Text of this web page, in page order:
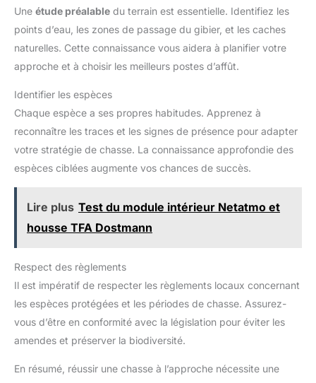
Une étude préalable du terrain est essentielle. Identifiez les
points d’eau, les zones de passage du gibier, et les caches
naturelles. Cette connaissance vous aidera à planifier votre
approche et à choisir les meilleurs postes d’affût.
Identifier les espèces
Chaque espèce a ses propres habitudes. Apprenez à
reconnaître les traces et les signes de présence pour adapter
votre stratégie de chasse. La connaissance approfondie des
espèces ciblées augmente vos chances de succès.
Lire plus Test du module intérieur Netatmo et
housse TFA Dostmann
Respect des règlements
Il est impératif de respecter les règlements locaux concernant
les espèces protégées et les périodes de chasse. Assurez-
vous d’être en conformité avec la législation pour éviter les
amendes et préserver la biodiversité.
En résumé, réussir une chasse à l’approche nécessite une